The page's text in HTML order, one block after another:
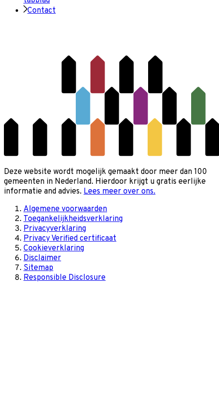
Contact
Deze website wordt mogelijk gemaakt door meer dan 100
gemeenten in Nederland. Hierdoor krijgt u gratis eerlijke
informatie and advies. Lees meer over ons.
Algemene voorwaarden
Toegankelijkheidsverklaring
Privacyverklaring
Privacy Verified certificaat
Cookieverklaring
Disclaimer
Sitemap
Responsible Disclosure